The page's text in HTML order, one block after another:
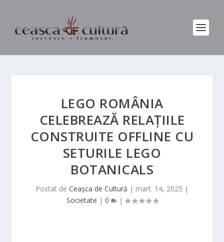
LEGO ROMÂNIA
CELEBREAZĂ RELAȚIILE
CONSTRUITE OFFLINE CU
SETURILE LEGO
BOTANICALS
Postat de Ceașca de Cultură | mart. 14, 2025 |
Societate | 0 |